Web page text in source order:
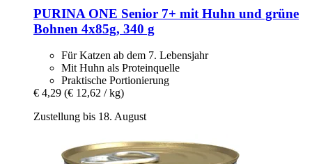
PURINA ONE Senior 7+ mit Huhn und grüne
Bohnen 4x85g, 340 g
Für Katzen ab dem 7. Lebensjahr
Mit Huhn als Proteinquelle
Praktische Portionierung
€ 4,29 (€ 12,62 / kg)
Zustellung bis 18. August